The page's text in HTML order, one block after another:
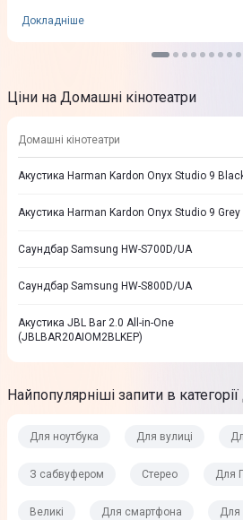
Докладніше
Ціни на Домашні кінотеатри
Домашні кінотеатри
Акустика Harman Kardon Onyx Studio 9
Акустика Harman Kardon Onyx Studio 9 Grey
Саундбар Samsung HW-S700D/UA
Саундбар Samsung HW-S800D/UA
Акустика JBL Bar 2.0 All-in-One
(JBLBAR20AIOM2BLKEP)
Найпопулярніші запити в
Для ноутбука Для вулиці
З сабвуфером Стерео Для
Великі Для смартфона Для